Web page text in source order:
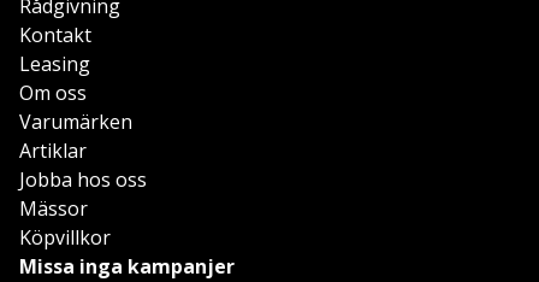
Rådgivning
Kontakt
Leasing
Om oss
Varumärken
Artiklar
Jobba hos oss
Mässor
Köpvillkor
Missa inga kampanjer